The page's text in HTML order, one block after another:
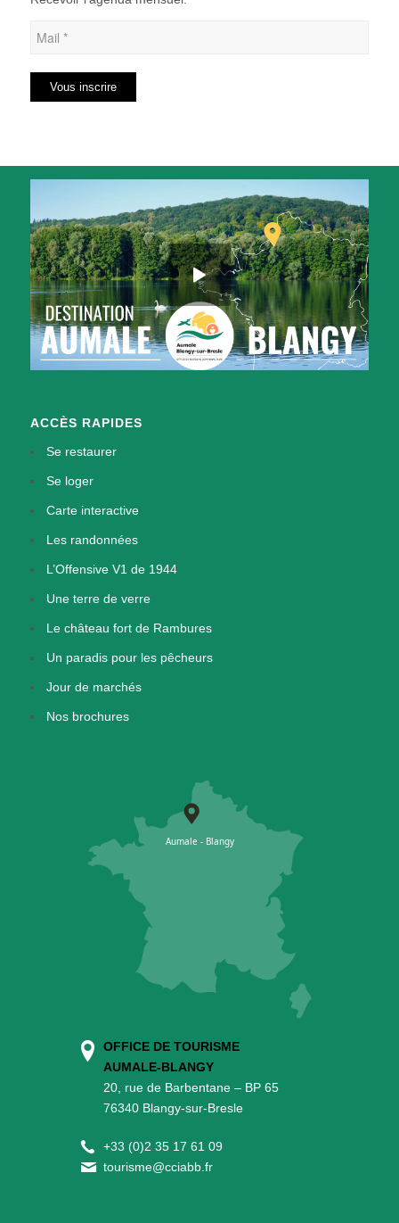
ACCÈS RAPIDES
Se restaurer
Se loger
Carte interactive
Les randonnées
L’Offensive V1 de 1944
Une terre de verre
Le château fort de Rambures
Un paradis pour les pêcheurs
Jour de marchés
Nos brochures
OFFICE DE TOURISME
AUMALE-BLANGY
20, rue de Barbentane – BP 65
76340 Blangy-sur-Bresle
+33 (0)2 35 17 61 09
tourisme@cciabb.fr